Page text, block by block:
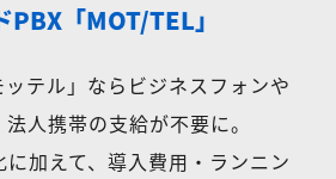
PBX「MOT/TEL」
テル」ならビジネスフォンや
人携帯の支給が不要に。
加えて、導入費用・ランニン